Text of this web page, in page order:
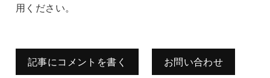
用ください。
記事にコメントを書く お問い合わせ